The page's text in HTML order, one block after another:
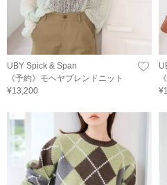
UBY Spick & Span
《予約》モヘヤブレンドニット
¥13,200